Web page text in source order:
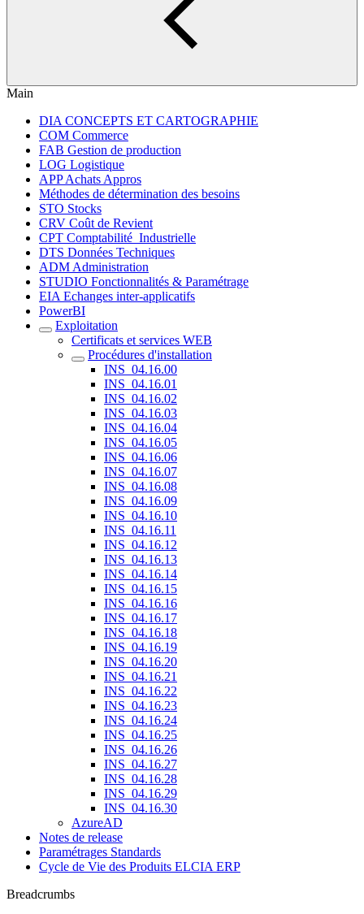
Main
DIA CONCEPTS ET CARTOGRAPHIE
COM Commerce
FAB Gestion de production
LOG Logistique
APP Achats Appros
Méthodes de détermination des besoins
STO Stocks
CRV Coût de Revient
CPT Comptabilité_Industrielle
DTS Données Techniques
ADM Administration
STUDIO Fonctionnalités & Paramétrage
EIA Echanges inter-applicatifs
PowerBI
Exploitation
Certificats et services WEB
Procédures d'installation
INS_04.16.00
INS_04.16.01
INS_04.16.02
INS_04.16.03
INS_04.16.04
INS_04.16.05
INS_04.16.06
INS_04.16.07
INS_04.16.08
INS_04.16.09
INS_04.16.10
INS_04.16.11
INS_04.16.12
INS_04.16.13
INS_04.16.14
INS_04.16.15
INS_04.16.16
INS_04.16.17
INS_04.16.18
INS_04.16.19
INS_04.16.20
INS_04.16.21
INS_04.16.22
INS_04.16.23
INS_04.16.24
INS_04.16.25
INS_04.16.26
INS_04.16.27
INS_04.16.28
INS_04.16.29
INS_04.16.30
AzureAD
Notes de release
Paramétrages Standards
Cycle de Vie des Produits ELCIA ERP
Breadcrumbs